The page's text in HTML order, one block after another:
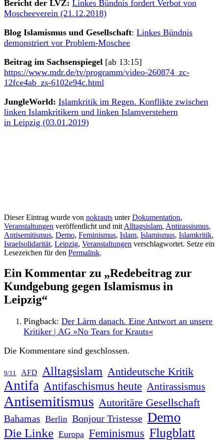
Bericht der LVZ: Linkes Bündnis fordert Verbot von
Moscheeverein (21.12.2018)
Blog Islamismus und Gesellschaft: Linkes Bündnis
demonstriert vor Problem-Moschee
Beitrag im Sachsenspiegel [ab 13:15]
https://www.mdr.de/tv/programm/video-260874_zc-
12fce4ab_zs-6102e94c.html
JungleWorld: Islamkritik im Regen. Konflikte zwischen
linken Islamkritikern und linken Islamverstehern
in Leipzig (03.01.2019)
Dieser Eintrag wurde von nokrauts unterDokumentation,
Veranstaltungen veröffentlicht und mit Alltagsislam, Antirassismus,
Antisemitismus, Demo, Feminismus, Islam, Islamismus, Islamkritik,
Israelsolidarität, Leipzig, Veranstaltungen verschlagwortet. Setze ein
Lesezeichen für den Permalink.
Ein Kommentar zu „Redebeitrag zur
Kundgebung gegen Islamismus in
Leipzig“
Pingback: Der Lärm danach. Eine Antwort an unsere
Kritiker | AG »No Tears for Krauts«
Die Kommentare sind geschlossen.
9/11 AFD Alltagsislam Antideutsche Kritik
Antifa Antifaschismus heute Antirassismus
Antisemitismus Autoritäre Gesellschaft
Bahamas Berlin Bonjour Tristesse Demo
Die Linke Europa Feminismus Flugblatt